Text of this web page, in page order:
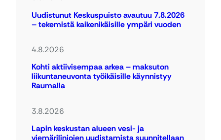
Uudistunut Keskuspuisto avautuu 7.8.2026
– tekemistä kaikenikäisille ympäri vuoden
4.8.2026
Kohti aktiivisempaa arkea – maksuton
liikuntaneuvonta työikäisille käynnistyy
Raumalla
3.8.2026
Lapin keskustan alueen vesi- ja
viemärilinjojen uudistamista suunnitellaan